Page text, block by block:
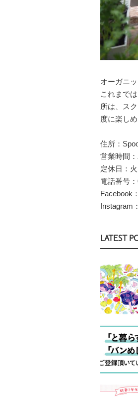
オーガニ
これまで
所は、ス
度に楽し
住所：
営業時間
定休日：
電話番号
Facebook
Instagram
LATEST